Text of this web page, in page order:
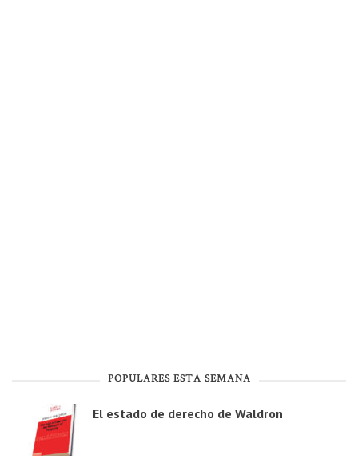
POPULARES ESTA SEMANA
El estado de derecho de Waldron